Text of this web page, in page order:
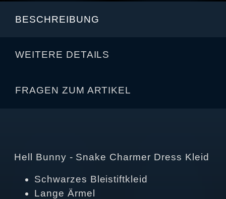
BESCHREIBUNG
WEITERE DETAILS
FRAGEN ZUM ARTIKEL
Hell Bunny - Snake Charmer Dress Kleid
Schwarzes Bleistiftkleid
Lange Ärmel